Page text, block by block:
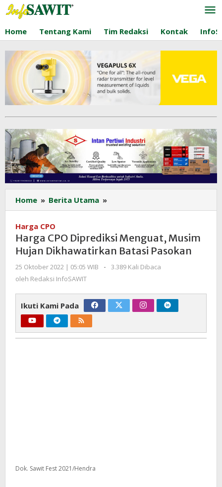
Lewati
ke
konten
Home Tentang Kami Tim Redaksi Kontak
Home » Berita Utama »
CPO
Menguat,
Musim
Hujan
Dikhawatirkan
Harga CPO
Harga CPO Diprediksi Menguat, Musim
Hujan Dikhawatirkan Batasi Pasokan
25 Oktober 2022 | 05:05 WIB
oleh
-
3.389 Kali Dibaca
oleh Redaksi InfoSAWIT
Ikuti Kami Pada
Dok. Sawit Fest 2021/Hendra